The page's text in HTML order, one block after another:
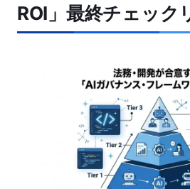
ROI」最終チェック